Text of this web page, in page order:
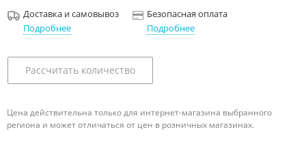
Доставка и самовывоз
Подробнее
Безопасная оплата
Подробнее
Рассчитать количество
Цена действительна только для интернет-магазина выбранного
региона и может отличаться от цен в розничных магазинах.